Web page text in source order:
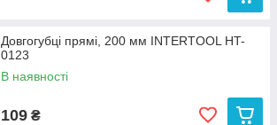
Довгогубці прямі, 200 мм INTERTOOL HT-
0123
В наявності
109 ₴